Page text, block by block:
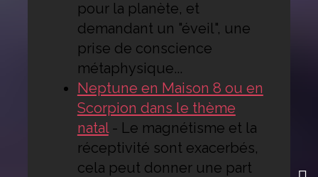
pour la planète, et
demandant un "éveil", une
prise de conscience
métaphysique...
Neptune en Maison 8 ou en
Scorpion dans le thème
natal - Le magnétisme et la
réceptivité sont exacerbés,
cela peut donner une part